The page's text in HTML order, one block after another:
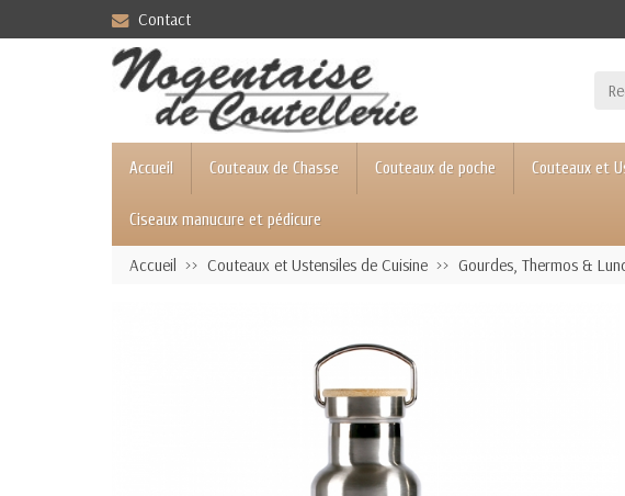
Contact
Accueil Couteaux de Chasse Couteaux de poche Couteaux et
Ciseaux manucure et pédicure
Accueil Couteaux et Ustensiles de Cuisine Gourdes, Thermos &